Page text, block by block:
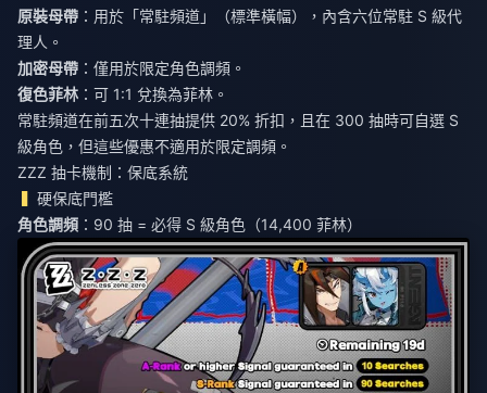
原裝母帶 ：用於「常駐頻道」（標準橫幅），內含六位常駐 S 級代
理人。
加密母帶 ：僅用於限定角色調頻。
復色菲林 ：可 1:1 兌換為菲林。
常駐頻道在前五次十連抽提供 20% 折扣，且在 300 抽時可自選 S
級角色，但這些優惠不適用於限定調頻。
ZZZ 抽卡機制：保底系統
硬保底門檻
角色調頻 ：90 抽 = 必得 S 級角色（14,400 菲林）